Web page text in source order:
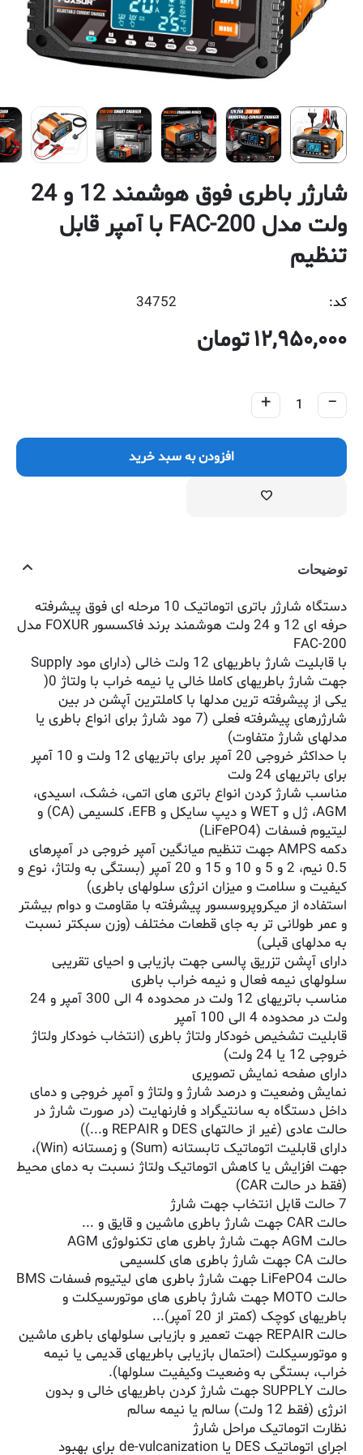
شارژر باطری فوق هوشمند 12 و 24
ولت مدل FAC-200 با آمپر قابل
تنظیم
کد: 34752
12,950,000تومان
+ −
افزودن به سبد خرید
توضیحات
دستگاه شارژر باتری اتوماتیک 10 مرحله ای فوق پیشرفته
حرفه ای 12 و 24 ولت هوشمند برند فاکسسور FOXUR مدل
FAC-200
با قابلیت شارژ باطریهای 12 ولت خالی (دارای مود Supply
جهت شارژ باطریهای کاملا خالی یا نیمه خراب با ولتاژ 0(
یکی از پیشرفته ترین مدلها با کاملترین آپشن در بین
شارژرهای پیشرفته فعلی (7 مود شارژ برای انواع باطری یا
مدلهای شارژ متفاوت)
با حداکثر خروجی 20 آمپر برای باتریهای 12 ولت و 10 آمپر
برای باتریهای 24 ولت
مناسب شارژ کردن انواع باتری های اتمی، خشک، اسیدی،
AGM، ژل و WET و دیپ سایکل و EFB، کلسیمی (CA) و
لیتیوم فسفات (LiFePO4)
دکمه AMPS جهت تنظیم میانگین آمپر خروجی در آمپرهای
0.5 نیم، 2 و 5 و 10 و 15 و 20 آمپر (بستگی به ولتاژ، نوع و
کیفیت و سلامت و میزان انرژی سلولهای باطری)
استفاده از میکروپروسسور پیشرفته با مقاومت و دوام بیشتر
و عمر طولانی تر به جای قطعات مختلف (وزن سبکتر نسبت
به مدلهای قبلی)
دارای آپشن تزریق پالسی جهت بازیابی و احیای تقریبی
سلولهای نیمه فعال و نیمه خراب باطری
مناسب باتریهای 12 ولت در محدوده 4 الی 300 آمپر و 24
ولت در محدوده 4 الی 100 آمپر
قابلیت تشخیص خودکار ولتاژ باطری (انتخاب خودکار ولتاژ
خروجی 12 یا 24 ولت)
دارای صفحه نمایش تصویری
نمایش وضعیت و درصد شارژ و ولتاژ و آمپر خروجی و دمای
داخل دستگاه به سانتیگراد و فارنهایت (در صورت شارژ در
حالت عادی (غیر از حالتهای DES و REPAIR و...))
دارای قابلیت اتوماتیک تابستانه (Sum) و زمستانه (Win)،
جهت افزایش یا کاهش اتوماتیک ولتاژ نسبت به دمای محیط
(فقط در حالت CAR)
7 حالت قابل انتخاب جهت شارژ
حالت CAR جهت شارژ باطری ماشین و قایق و ...
حالت AGM جهت شارژ باطری های تکنولوژی AGM
حالت CA جهت شارژ باطری های کلسیمی
حالت LiFePO4 جهت شارژ باطری های لیتیوم فسفات BMS
حالت MOTO جهت شارژ باطری های موتورسیکلت و
باطریهای کوچک (کمتر از 20 آمپر)...
حالت REPAIR جهت تعمیر و بازیابی سلولهای باطری ماشین
و موتورسیکلت (احتمال بازیابی باطریهای قدیمی یا نیمه
خراب، بستگی به وضعیت وکیفیت سلولها).
حالت SUPPLY جهت شارژ کردن باطریهای خالی و بدون
انرژی (فقط 12 ولت) سالم یا نیمه سالم
نظارت اتوماتیک مراحل شارژ
اجرای اتوماتیک DES یا de-vulcanization برای بهبود